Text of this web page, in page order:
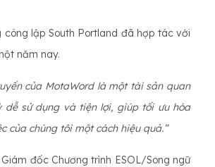
công lập South Portland đã hợp tác với
năm nay.
của MotaWord là một tài sản quan
dễ sử dụng và tiện lợi, giúp tối ưu hóa
của chúng tôi một cách hiệu quả.”
Giám đốc Chương trình ESOL/Song ngữ